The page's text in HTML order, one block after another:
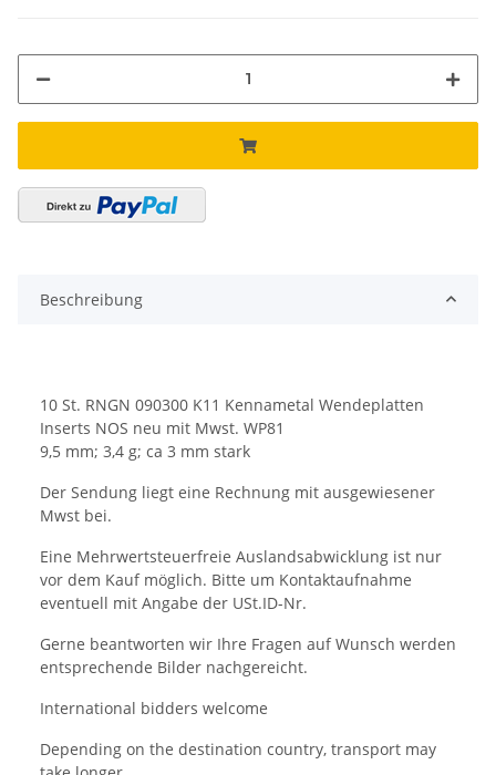
Beschreibung
10 St. RNGN 090300 K11 Kennametal Wendeplatten
Inserts NOS neu mit Mwst. WP81
9,5 mm; 3,4 g; ca 3 mm stark
Der Sendung liegt eine Rechnung mit ausgewiesener
Mwst bei.
Eine Mehrwertsteuerfreie Auslandsabwicklung ist nur
vor dem Kauf möglich. Bitte um Kontaktaufnahme
eventuell mit Angabe der USt.ID-Nr.
Gerne beantworten wir Ihre Fragen auf Wunsch werden
entsprechende Bilder nachgereicht.
International bidders welcome
Depending on the destination country, transport may